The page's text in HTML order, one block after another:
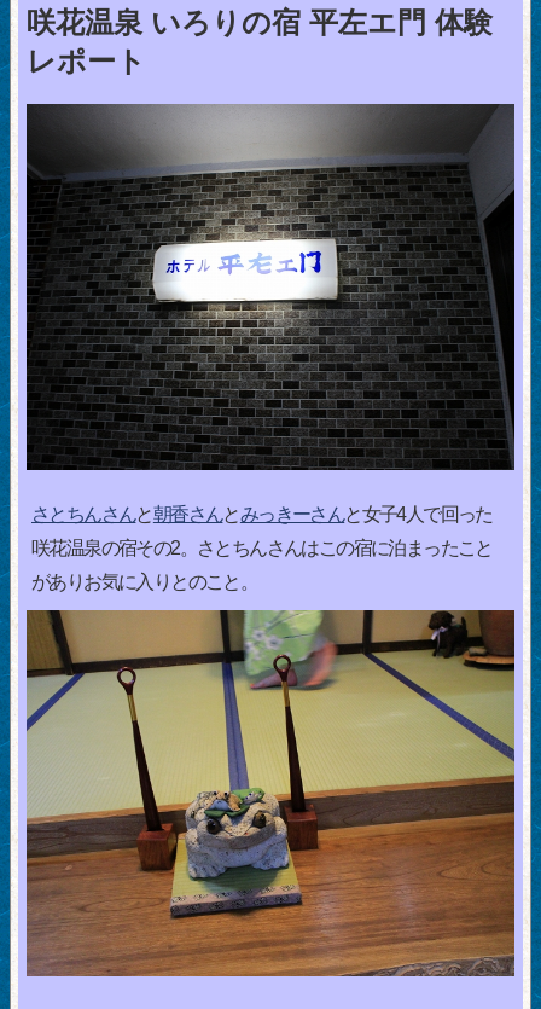
咲花温泉 いろりの宿 平左エ門 体験
レポート
さとちんさんと朝香さんとみっきーさんと女子4人で回った
咲花温泉の宿その2。さとちんさんはこの宿に泊まったこと
がありお気に入りとのこと。